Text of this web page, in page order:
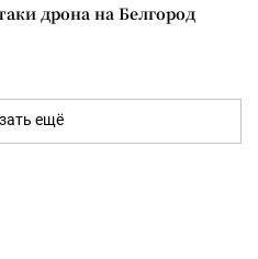
дрона на Белгород
ещё